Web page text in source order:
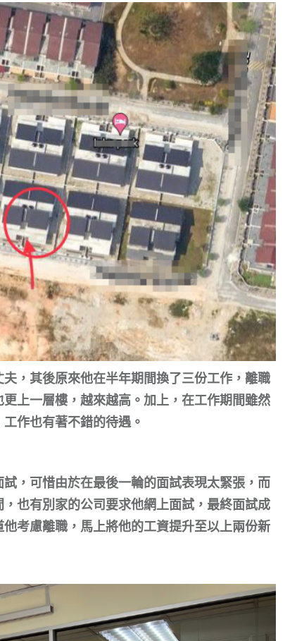
，其後原來他在半年期間換了三份工作，離職
上一層樓，越來越高。加上，在工作期間雖然
作也有著不錯的待遇。
，可惜由於在最後一輪的面試表現太緊張，而
也有別家的公司要求他網上面試，最終面試成
考慮離職，馬上將他的工資提升至以上兩份新